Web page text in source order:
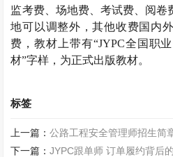
监考费、场地费、考试费、阅卷
地可以调整外，其他收费国内
费，教材上带有“JYPC全国职
材”字样，为正式出版教材。
标签
上一篇：公路工程安全管理师招生简
下一篇：JYPC跟单师 订单履约背后